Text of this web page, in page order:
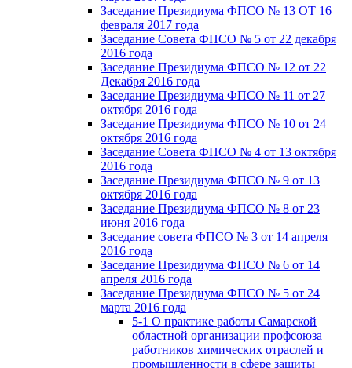
Заседание Президиума ФПСО № 13 ОТ 16
февраля 2017 года
Заседание Совета ФПСО № 5 от 22 декабря
2016 года
Заседание Президиума ФПСО № 12 от 22
Декабря 2016 года
Заседание Президиума ФПСО № 11 от 27
октября 2016 года
Заседание Президиума ФПСО № 10 от 24
октября 2016 года
Заседание Совета ФПСО № 4 от 13 октября
2016 года
Заседание Президиума ФПСО № 9 от 13
октября 2016 года
Заседание Президиума ФПСО № 8 от 23
июня 2016 года
Заседание совета ФПСО № 3 от 14 апреля
2016 года
Заседание Президиума ФПСО № 6 от 14
апреля 2016 года
Заседание Президиума ФПСО № 5 от 24
марта 2016 года
5-1 О практике работы Самарской
областной организации профсоюза
работников химических отраслей и
промышленности в сфере защиты